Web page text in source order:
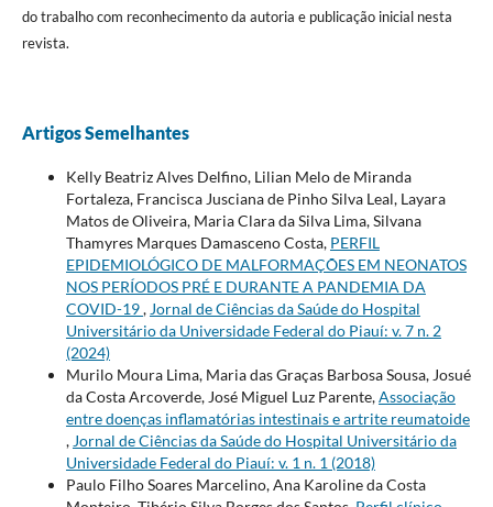
do trabalho com reconhecimento da autoria e publicação inicial nesta
revista.
Artigos Semelhantes
Kelly Beatriz Alves Delfino, Lilian Melo de Miranda
Fortaleza, Francisca Jusciana de Pinho Silva Leal, Layara
Matos de Oliveira, Maria Clara da Silva Lima, Silvana
Thamyres Marques Damasceno Costa, PERFIL
EPIDEMIOLÓGICO DE MALFORMAÇÕES EM NEONATOS
NOS PERÍODOS PRÉ E DURANTE A PANDEMIA DA
COVID-19, Jornal de Ciências da Saúde do Hospital
Universitário da Universidade Federal do Piauí: v. 7 n. 2
(2024)
Murilo Moura Lima, Maria das Graças Barbosa Sousa, Josué
da Costa Arcoverde, José Miguel Luz Parente,Associação
entre doenças inflamatórias intestinais e artrite reumatoide
, Jornal de Ciências da Saúde do Hospital Universitário da
Universidade Federal do Piauí: v. 1 n. 1 (2018)
Paulo Filho Soares Marcelino, Ana Karoline da Costa